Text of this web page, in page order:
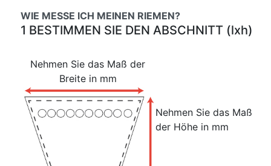
WIE MESSE ICH MEINEN RIEMEN?
1 BESTIMMEN SIE DEN ABSCHNITT (lxh)
Nehmen Sie das Maß der
Breite in mm
Nehmen Sie das Maß
der Höhe in mm